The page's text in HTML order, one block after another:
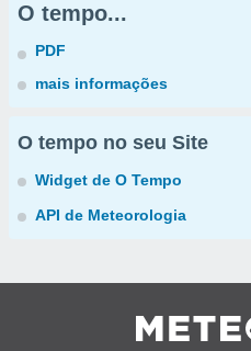
O tempo...
PDF
mais informações
O tempo no seu Site
Widget de O Tempo
API de Meteorologia